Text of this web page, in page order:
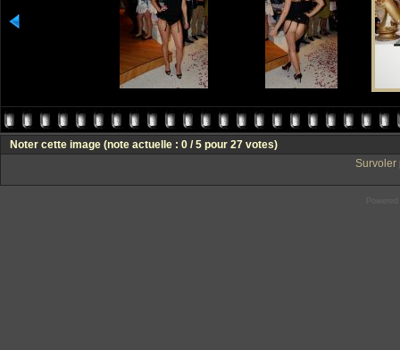
Noter cette image (note actuelle : 0 / 5 pour 27 votes)
Survoler